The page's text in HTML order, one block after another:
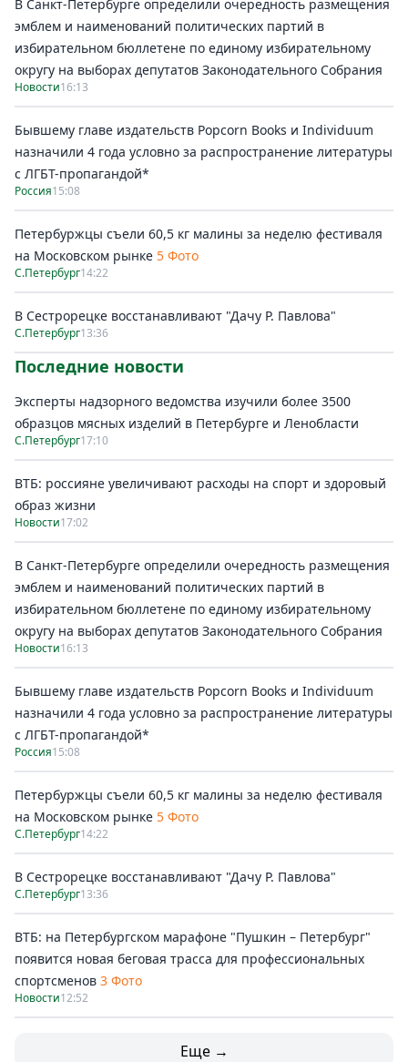
В Санкт-Петербурге определили очередность размещения
эмблем и наименований политических партий в
избирательном бюллетене по единому избирательному
округу на выборах депутатов Законодательного Собрания
Новости16:13
Бывшему главе издательств Popcorn Books и Individuum
назначили 4 года условно за распространение литературы
с ЛГБТ-пропагандой*
Россия15:08
Петербуржцы съели 60,5 кг малины за неделю фестиваля
на Московском рынке 5 Фото
С.Петербург14:22
В Сестрорецке восстанавливают "Дачу Р. Павлова"
С.Петербург13:36
Последние новости
Эксперты надзорного ведомства изучили более 3500
образцов мясных изделий в Петербурге и Ленобласти
С.Петербург17:10
ВТБ: россияне увеличивают расходы на спорт и здоровый
образ жизни
Новости17:02
В Санкт-Петербурге определили очередность размещения
эмблем и наименований политических партий в
избирательном бюллетене по единому избирательному
округу на выборах депутатов Законодательного Собрания
Новости16:13
Бывшему главе издательств Popcorn Books и Individuum
назначили 4 года условно за распространение литературы
с ЛГБТ-пропагандой*
Россия15:08
Петербуржцы съели 60,5 кг малины за неделю фестиваля
на Московском рынке 5 Фото
С.Петербург14:22
В Сестрорецке восстанавливают "Дачу Р. Павлова"
С.Петербург13:36
ВТБ: на Петербургском марафоне "Пушкин – Петербург"
появится новая беговая трасса для профессиональных
спортсменов 3 Фото
Новости12:52
Еще →